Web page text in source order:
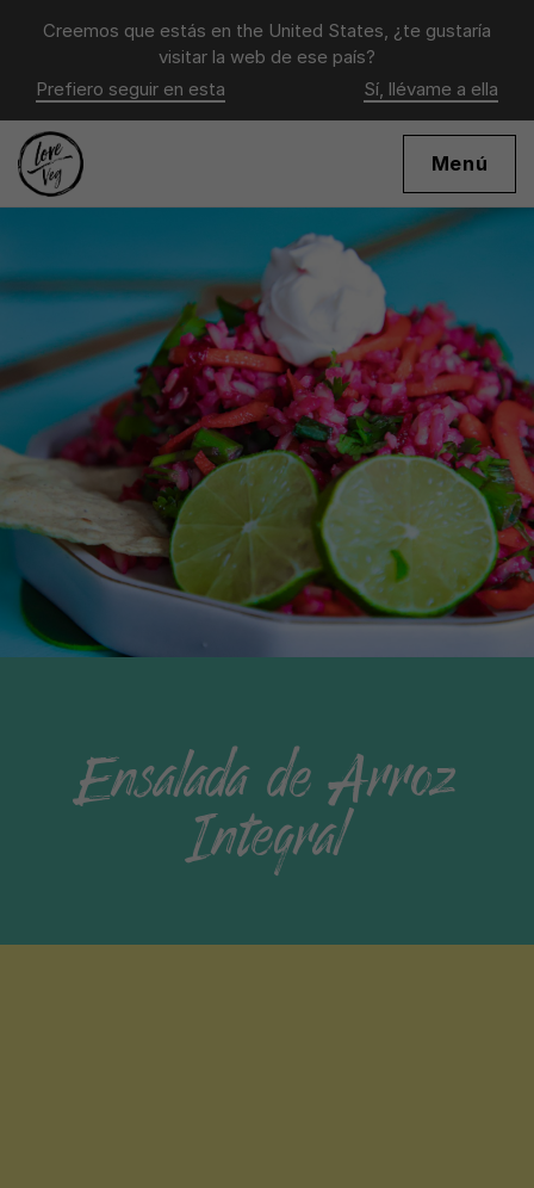
Creemos que estás en the United States, ¿te gustaría
visitar la web de ese país?
Prefiero seguir en esta
Sí, llévame a ella
Menú
Ensalada de Arroz
Integral